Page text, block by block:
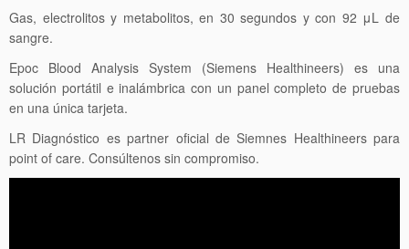
Gas, electrolitos y metabolitos, en 30 segundos y con 92 μL de
sangre.
Epoc Blood Analysis System (Siemens Healthineers) es una
solución portátil e inalámbrica con un panel completo de pruebas
en una única tarjeta.
LR Diagnóstico es partner oficial de Siemnes Healthineers para
point of care. Consúltenos sin compromiso.